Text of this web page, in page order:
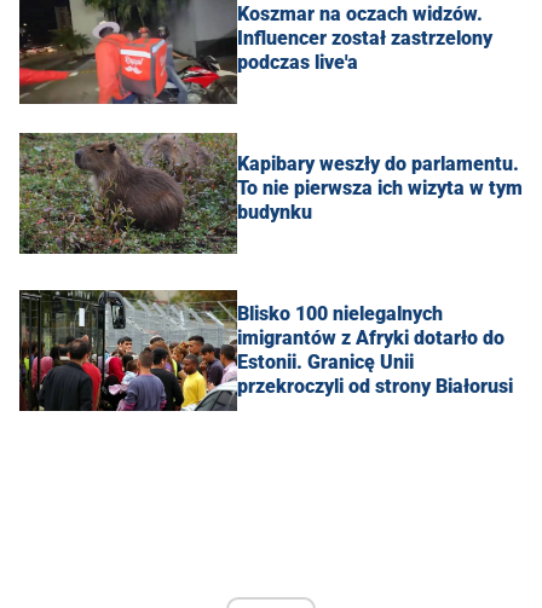
Koszmar na oczach widzów.
Influencer został zastrzelony
podczas live'a
Kapibary weszły do parlamentu.
To nie pierwsza ich wizyta w tym
budynku
Blisko 100 nielegalnych
imigrantów z Afryki dotarło do
Estonii. Granicę Unii
przekroczyli od strony Białorusi